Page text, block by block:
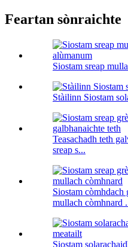
Feartan sònraichte
Siostam sreap
Stàilinn Siostam
Teasachadh teth
sreap s...
Siostam còmhdach
mullach còmhnard
Siostam